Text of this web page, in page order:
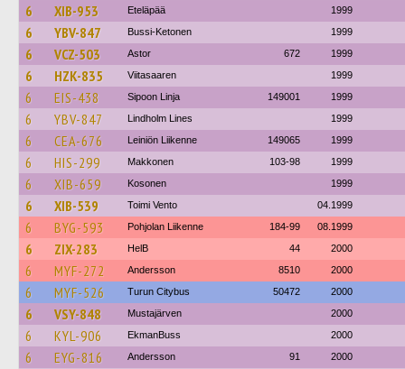
6 XIB-953 Eteläpää 1999
6 YBV-847 Bussi-Ketonen 1999
6 VCZ-503 Astor 672 1999
6 HZK-835 Viitasaaren 1999
6 EIS-438 Sipoon Linja 149001 1999
6 YBV-847 Lindholm Lines 1999
6 CEA-676 Leiniön Liikenne 149065 1999
6 HIS-299 Makkonen 103-98 1999
6 XIB-659 Kosonen 1999
6 XIB-539 Toimi Vento 04.1999
6 BYG-593 Pohjolan Liikenne 184-99 08.1999
6 ZIX-283 HelB 44 2000
6 MYF-272 Andersson 8510 2000
6 MYF-526 Turun Citybus 50472 2000
6 VSY-848 Mustajärven 2000
6 KYL-906 EkmanBuss 2000
6 EYG-816 Andersson 91 2000